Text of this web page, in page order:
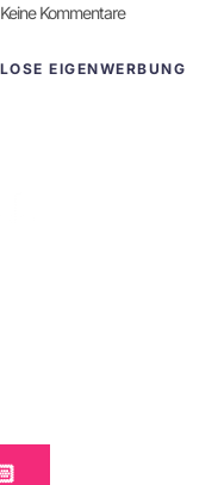
Kommentare
EIGENWERBUNG